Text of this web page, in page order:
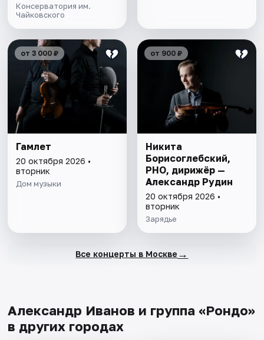
Консерватория им.
Чайковского
от 3 000 ₽
Гамлет
20 октября 2026 •
вторник
Дом музыки
от 900 ₽
Никита
Борисоглебский,
РНО, дирижёр —
Александр Рудин
20 октября 2026 •
вторник
Зарядье
Все концерты в Москве →
Александр Иванов и группа «Рондо»
в других городах